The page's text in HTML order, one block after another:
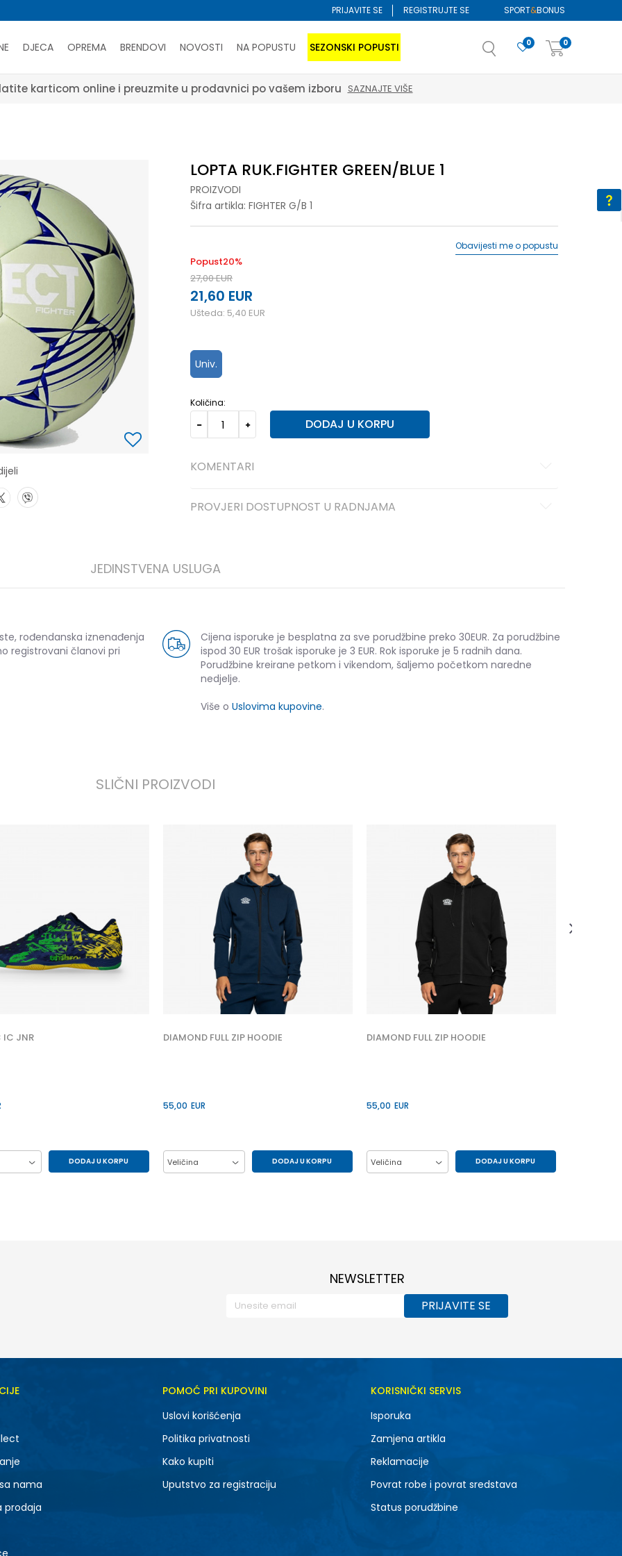
SPORT&BONUS
PRIJAVITE SE REGISTRUJTE SE
DJECA OPREMA BRENDOVI NOVOSTI NA POPUSTU SEZONSKI POPUSTI 0
0
Platite karticom online i preuzmite u prodavnici po vašem izboru SAZNAJTE VIŠE
LOPTA RUK.FIGHTER GREEN/BLUE 1
PROIZVODI
Šifra artikla: FIGHTER G/B 1
Popust20%
27,00EUR
21,60 EUR
Ušteda: 5,40 EUR
Obavijesti me o popustu
Univ.
Količina:
DODAJ U KORPU
KOMENTARI
PROVJERI DOSTUPNOST U RADNJAMA
JEDINSTVENA USLUGA
rođendanska iznenađenja
registrovani članovi pri
Cijena isporuke je besplatna za sve porudžbine preko 30EUR. Za porudžbine
ispod 30 EUR trošak isporuke je 3 EUR. Rok isporuke je 5 radnih dana.
Porudžbine kreirane petkom i vikendom, šaljemo početkom naredne
nedjelje.
Više o Uslovima kupovine.
SLIČNI PROIZVODI
IC JNR
DODAJ U KORPU
DIAMOND FULL ZIP HOODIE
55,00 EUR
Veličina DODAJ U KORPU
DIAMOND FULL ZIP HOODIE
55,00 EUR
Veličina DODAJ U KORPU
59,00
NEWSLETTER
PRIJAVITE SE
nama
prodaja
POMOĆ PRI KUPOVINI
Uslovi korišćenja
Politika privatnosti
Kako kupiti
Uputstvo za registraciju
KORISNIČKI SERVIS
Isporuka
Zamjena artikla
Reklamacije
Povrat robe i povrat sredstava
Status porudžbine